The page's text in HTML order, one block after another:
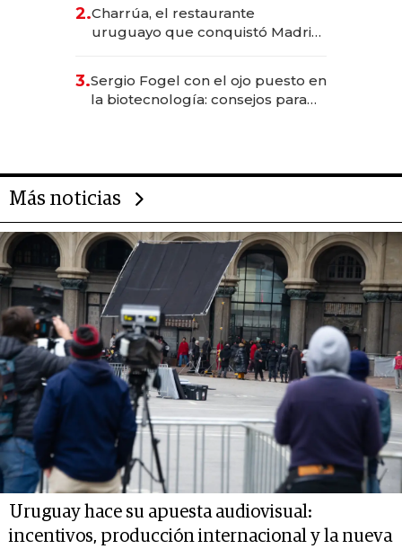
millones
2.Charrúa, el restaurante
uruguayo que conquistó Madrid:
anticipación y prepara apertura
3.Sergio Fogel con el ojo puesto en
la biotecnología: consejos para
Más noticias
Uruguay hace su apuesta audiovisual:
incentivos, producción internacional y la nueva